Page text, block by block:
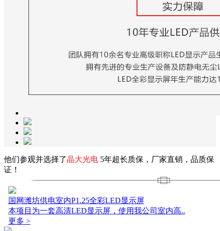
他们参观并选择了晶大光电 5年超长质保，厂家直销，品质保
证！
国网潍坊供电室内P1.25全彩LED显示屏
本项目为一套高清LED显示屏，使用我公司室内高..
更多 >